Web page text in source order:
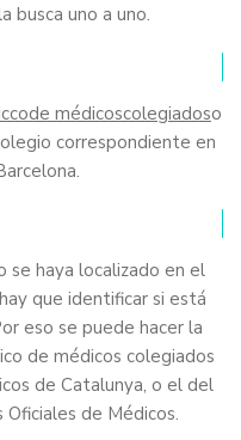
busca uno a uno.
de médicoscolegiadoso
correspondiente en
se haya localizado en el
que identificar si está
eso se puede hacer la
de médicos colegiados
de Catalunya, o el del
de Médicos.